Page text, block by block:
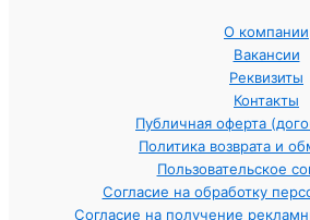
О компании
Вакансии
Реквизиты
Контакты
Публичная оферта
Политика возврата и
Пользовательское
Согласие на обработку
Согласие на получение